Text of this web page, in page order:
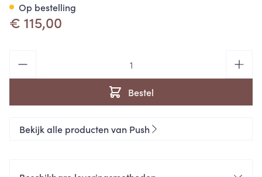
€ 115,00
Bestel
Op bestelling
Bekijk alle producten van Push